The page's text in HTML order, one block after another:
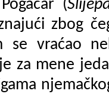
(
zbog
se vraćao
za mene